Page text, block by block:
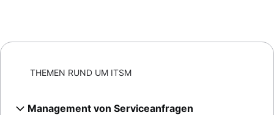
THEMEN RUND UM ITSM
Management von Serviceanfragen